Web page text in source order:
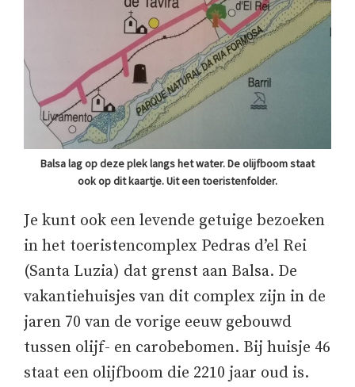
Balsa lag op deze plek langs het water. De olijfboom staat
ook op dit kaartje. Uit een toeristenfolder.
Je kunt ook een levende getuige bezoeken
in het toeristencomplex Pedras d’el Rei
(Santa Luzia) dat grenst aan Balsa. De
vakantiehuisjes van dit complex zijn in de
jaren 70 van de vorige eeuw gebouwd
tussen olijf- en carobebomen. Bij huisje 46
staat een olijfboom die 2210 jaar oud is.